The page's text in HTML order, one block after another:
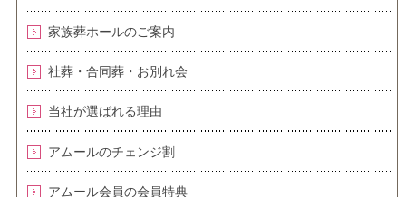
家族葬ホールのご案内
社葬・合同葬・お別れ会
当社が選ばれる理由
アムールのチェンジ割
アムール会員の会員特典